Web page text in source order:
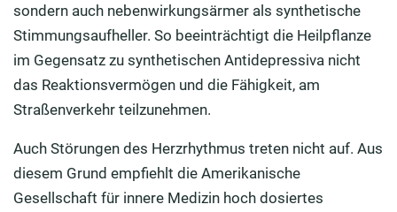
sondern auch nebenwirkungsärmer als synthetische
Stimmungsaufheller. So beeinträchtigt die Heilpflanze
im Gegensatz zu synthetischen Antidepressiva nicht
das Reaktionsvermögen und die Fähigkeit, am
Straßenverkehr teilzunehmen.
Auch Störungen des Herzrhythmus treten nicht auf. Aus
diesem Grund empfiehlt die Amerikanische
Gesellschaft für innere Medizin hoch dosiertes